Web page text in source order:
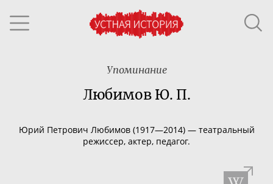
Упоминание
Любимов Ю. П.
Юрий Петрович Любимов (1917—2014) — театральный
режиссер, актер, педагог.